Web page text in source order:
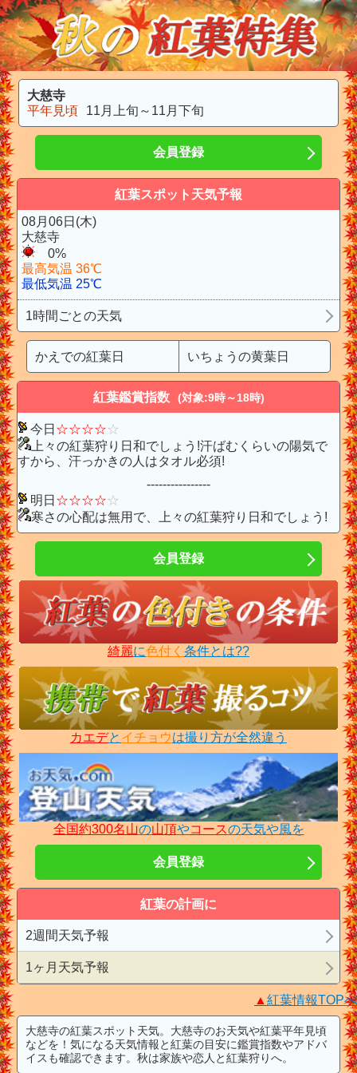
大慈寺
平年見頃
11月上旬～11月下旬
会員登録
紅葉スポット天気予報
08月06日(木)
大慈寺
0%
最高気温 36℃
最低気温 25℃
1時間ごとの天気
かえでの紅葉日 いちょうの黄葉日
紅葉鑑賞指数 (対象:9時～18時)
今日 ☆☆☆☆☆
上々の紅葉狩り日和でしょう!汗ばむくらいの陽気で
すから、汗っかきの人はタオル必須!
----------------
明日 ☆☆☆☆☆
寒さの心配は無用で、上々の紅葉狩り日和でしょう!
会員登録
綺麗に色付く 条件とは??
カエデと イチョウは撮り方が全然違う
全国約300名山の山頂やコースの天気や風を
会員登録
紅葉の計画に
2週間天気予報
1ヶ月天気予報
▲紅葉情報TOPへ
大慈寺の紅葉スポット天気。大慈寺のお天気や紅葉平年見頃
などを！気になる天気情報と紅葉の目安に鑑賞指数やアドバ
イスも確認できます。秋は家族や恋人と紅葉狩りへ。